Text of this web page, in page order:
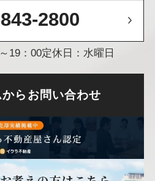
2800
19：00定休日：水曜日
からお問い合わせ